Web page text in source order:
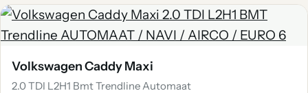
Volkswagen Caddy Maxi
2.0 TDI L2H1 Bmt Trendline Automaat